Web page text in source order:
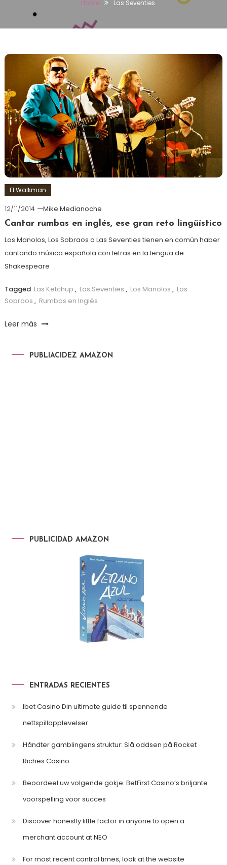
Home Las Seventies
El Walkman
12/11/2014
Mike Medianoche
Cantar rumbas en inglés, ese gran reto lingüístico
Los Manolos, Los Sobraos o Las Seventies tienen en común haber
cantando música española con letras en la lengua de
Shakespeare
Tagged Las Ketchup , Las Seventies , Los Manolos , Los
Sobraos , Rumbas en Inglés
Leer más
PUBLIACIDEZ AMAZON
PUBLICIDAD AMAZON
ENTRADAS RECIENTES
Ibet Casino Din ultimate guide til spennende
nettspillopplevelser
Håndter gamblingens struktur: Slå oddsen på Rocket
Riches Casino
Beoordeel uw volgende gokje: BetFirst Casino’s briljante
voorspelling voor succes
Discover honestly little factor in anyone to open a
merchant account at NEO
For most recent control times, look at the website